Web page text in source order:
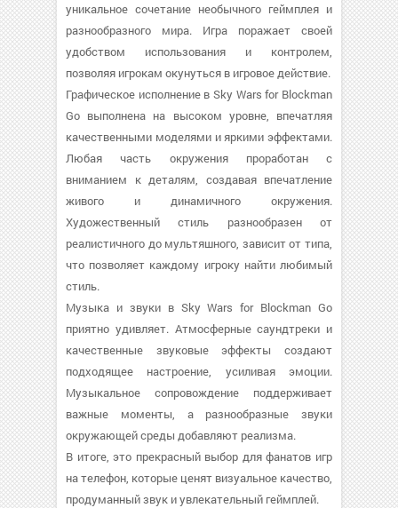
уникальное сочетание необычного геймплея и
разнообразного мира. Игра поражает своей
удобством использования и контролем,
позволяя игрокам окунуться в игровое действие.
Графическое исполнение в Sky Wars for Blockman
Go выполнена на высоком уровне, впечатляя
качественными моделями и яркими эффектами.
Любая часть окружения проработан с
вниманием к деталям, создавая впечатление
живого и динамичного окружения.
Художественный стиль разнообразен от
реалистичного до мультяшного, зависит от типа,
что позволяет каждому игроку найти любимый
стиль.
Музыка и звуки в Sky Wars for Blockman Go
приятно удивляет. Атмосферные саундтреки и
качественные звуковые эффекты создают
подходящее настроение, усиливая эмоции.
Музыкальное сопровождение поддерживает
важные моменты, а разнообразные звуки
окружающей среды добавляют реализма.
В итоге, это прекрасный выбор для фанатов игр
на телефон, которые ценят визуальное качество,
продуманный звук и увлекательный геймплей.